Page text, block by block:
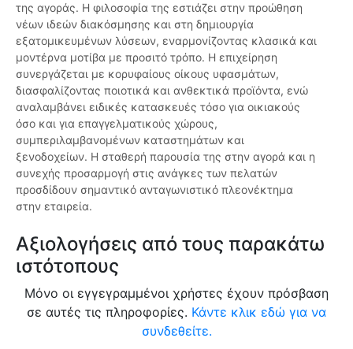
της αγοράς. Η φιλοσοφία της εστιάζει στην προώθηση
νέων ιδεών διακόσμησης και στη δημιουργία
εξατομικευμένων λύσεων, εναρμονίζοντας κλασικά και
μοντέρνα μοτίβα με προσιτό τρόπο. Η επιχείρηση
συνεργάζεται με κορυφαίους οίκους υφασμάτων,
διασφαλίζοντας ποιοτικά και ανθεκτικά προϊόντα, ενώ
αναλαμβάνει ειδικές κατασκευές τόσο για οικιακούς
όσο και για επαγγελματικούς χώρους,
συμπεριλαμβανομένων καταστημάτων και
ξενοδοχείων. Η σταθερή παρουσία της στην αγορά και η
συνεχής προσαρμογή στις ανάγκες των πελατών
προσδίδουν σημαντικό ανταγωνιστικό πλεονέκτημα
στην εταιρεία.
Αξιολογήσεις από τους παρακάτω
ιστότοπους
Μόνο οι εγγεγραμμένοι χρήστες έχουν πρόσβαση
σε αυτές τις πληροφορίες. Κάντε κλικ εδώ για να
συνδεθείτε.